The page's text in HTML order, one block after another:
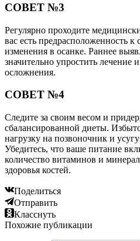
СОВЕТ №3
Регулярно проходите
вас есть предрасположенность
изменения в осанке. Раннее
значительно упростить лечение
осложнения.
СОВЕТ №4
Следите за своим весом и
сбалансированной диеты.
нагрузку на позвоночник и
Убедитесь, что ваше питание
количество витаминов и
здоровья костей.
Поделиться
Отправить
Класснуть
Похожие публикации